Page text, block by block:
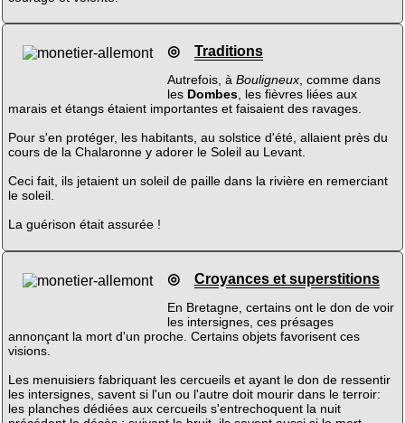
◎ Traditions
Autrefois, à Bouligneux, comme dans
les Dombes, les fièvres liées aux
marais et étangs étaient importantes et faisaient des ravages.
Pour s'en protéger, les habitants, au solstice d'été, allaient près du
cours de la Chalaronne y adorer le Soleil au Levant.
Ceci fait, ils jetaient un soleil de paille dans la rivière en remerciant
le soleil.
La guérison était assurée !
◎ Croyances et superstitions
En Bretagne, certains ont le don de voir
les intersignes, ces présages
annonçant la mort d'un proche. Certains objets favorisent ces
visions.
Les menuisiers fabriquant les cercueils et ayant le don de ressentir
les intersignes, savent si l'un ou l'autre doit mourir dans le terroir:
les planches dédiées aux cercueils s'entrechoquent la nuit